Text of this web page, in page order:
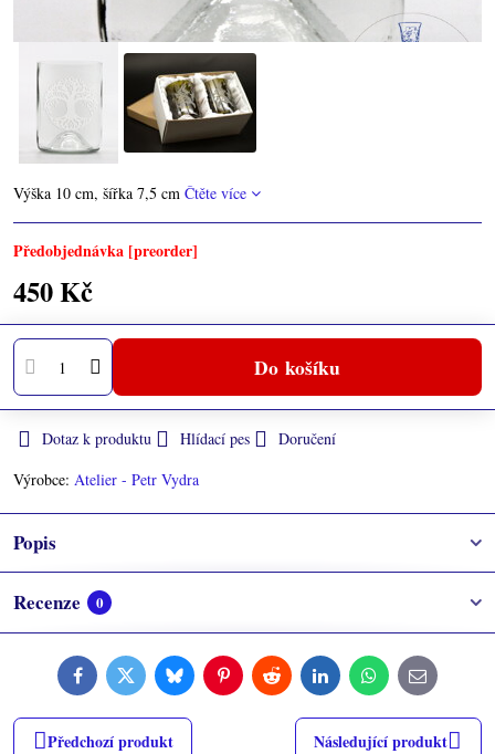
Výška 10 cm, šířka 7,5 cm Čtěte více
Předobjednávka [preorder]
450 Kč
Do košíku
Dotaz k produktu Hlídací pes
Doručení
Výrobce: Atelier - Petr Vydra
Popis
Recenze 0
FacebookTwitterBlueskyPinterestReddit LinkedInWhatsApp
E-
mail
Předchozí produkt Následující produkt